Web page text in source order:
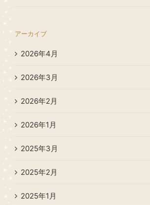
アーカイブ
2026年4月
2026年3月
2026年2月
2026年1月
2025年3月
2025年2月
2025年1月